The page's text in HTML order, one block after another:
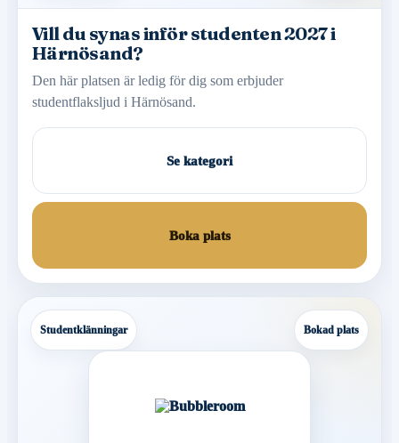
Vill du synas inför studenten 2027 i
Härnösand?
Den här platsen är ledig för dig som erbjuder
studentflaksljud i Härnösand.
Se kategori
Boka plats
Studentklänningar Bokad plats